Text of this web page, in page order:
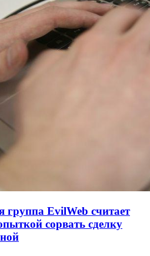
группа EvilWeb считает
сорвать сделку